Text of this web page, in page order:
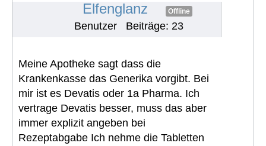
Elfenglanz Offline
Benutzer Beiträge: 23
Meine Apotheke sagt dass die
Krankenkasse das Generika vorgibt. Bei
mir ist es Devatis oder 1a Pharma. Ich
vertrage Devatis besser, muss das aber
immer explizit angeben bei
Rezeptabgabe Ich nehme die Tabletten